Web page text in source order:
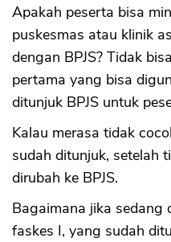
Apakah peserta bisa
puskesmas atau klinik
dengan BPJS? Tidak
pertama yang bisa
ditunjuk BPJS untuk
Kalau merasa tidak
sudah ditunjuk, setelah
dirubah ke BPJS.
Bagaimana jika sedang
faskes I, yang sudah